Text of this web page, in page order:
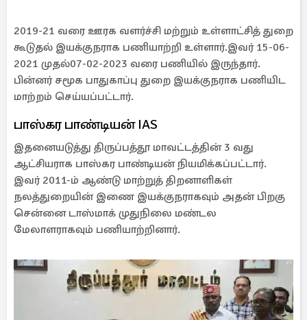
2019-21 வரை ஊரக வளர்ச்சி மற்றும் உள்ளாட்சித் துறை
கூடுதல் இயக்குநராக பணியாற்றி உள்ளார்.இவர் 15-06-
2021 முதல்07-02-2023 வரை பணியில் இருந்தார்.
பின்னர் சமூக பாதுகாப்பு துறை இயக்குநராக பணியிட
மாற்றம் செய்யப்பட்டார்.
பாஸ்கர பாண்டியன் IAS
இதனையடுத்து திருப்பத்தூ மாவட்டத்தின் 3 வது
ஆட்சியராக பாஸ்கர பாண்டியன் நியமிக்கப்பட்டார்.
இவர் 2011-ம் ஆண்டு மாற்றுத் திறனாளிகள்
நலத்துறையின் இணை இயக்குநராகவும் அதன் பிறகு
சென்னை டாஸ்மாக் முதுநிலை மண்டல
மேலாளராகவும் பணியாற்றினார்.